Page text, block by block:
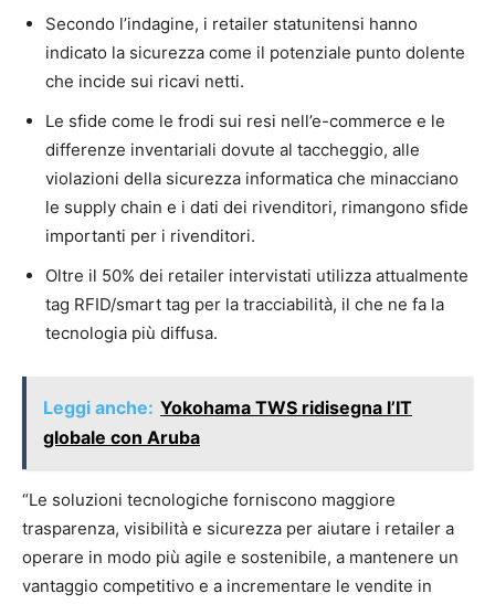
Secondo l’indagine, i retailer statunitensi hanno
indicato la sicurezza come il potenziale punto dolente
che incide sui ricavi netti.
Le sfide come le frodi sui resi nell’e-commerce e le
differenze inventariali dovute al taccheggio, alle
violazioni della sicurezza informatica che minacciano
le supply chain e i dati dei rivenditori, rimangono sfide
importanti per i rivenditori.
Oltre il 50% dei retailer intervistati utilizza attualmente
tag RFID/smart tag per la tracciabilità, il che ne fa la
tecnologia più diffusa.
Leggi anche: Yokohama TWS ridisegna l’IT
globale con Aruba
“Le soluzioni tecnologiche forniscono maggiore
trasparenza, visibilità e sicurezza per aiutare i retailer a
operare in modo più agile e sostenibile, a mantenere un
vantaggio competitivo e a incrementare le vendite in